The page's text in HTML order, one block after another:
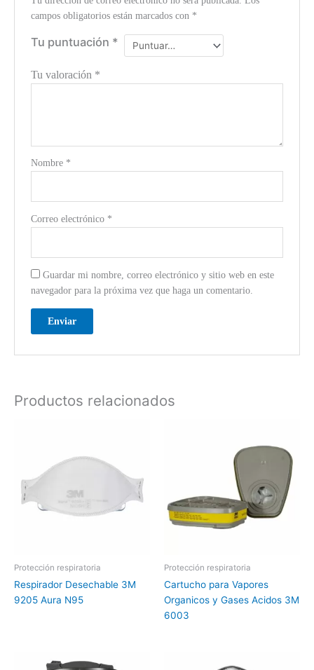
campos obligatorios están marcados con *
Tu puntuación *
Tu valoración *
Nombre *
Correo electrónico *
Guardar mi nombre, correo electrónico y sitio web en este
navegador para la próxima vez que haga un comentario.
Productos relacionados
Protección respiratoria
Respirador Desechable 3M
9205 Aura N95
Protección respiratoria
Cartucho para Vapores
Organicos y Gases Acidos 3M
6003